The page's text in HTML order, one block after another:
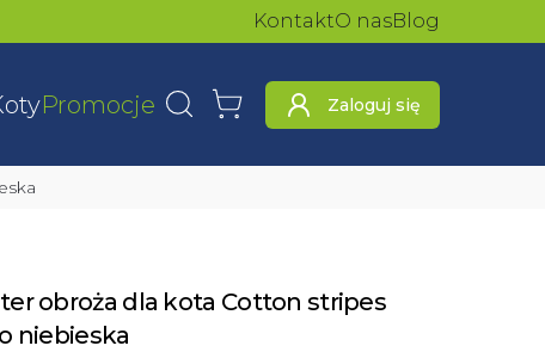
KontaktO nasBlog
Promocje WyszukajKoszyk Zaloguj się
obroża dla kota Cotton stripes
niebieska